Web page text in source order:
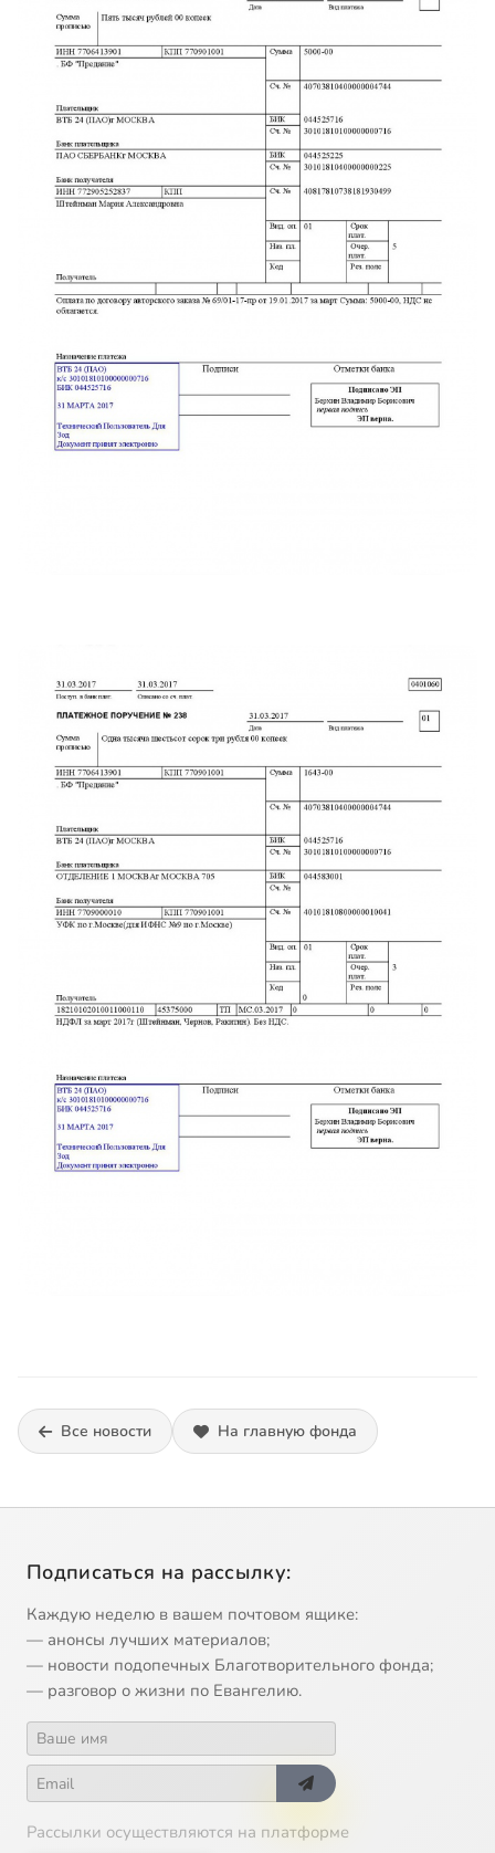
Все новости На главную фонда
Подписаться на рассылку:
Каждую неделю в вашем почтовом ящике:
— анонсы лучших материалов;
— новости подопечных Благотворительного фонда;
— разговор о жизни по Евангелию.
Рассылки осуществляются на платформе